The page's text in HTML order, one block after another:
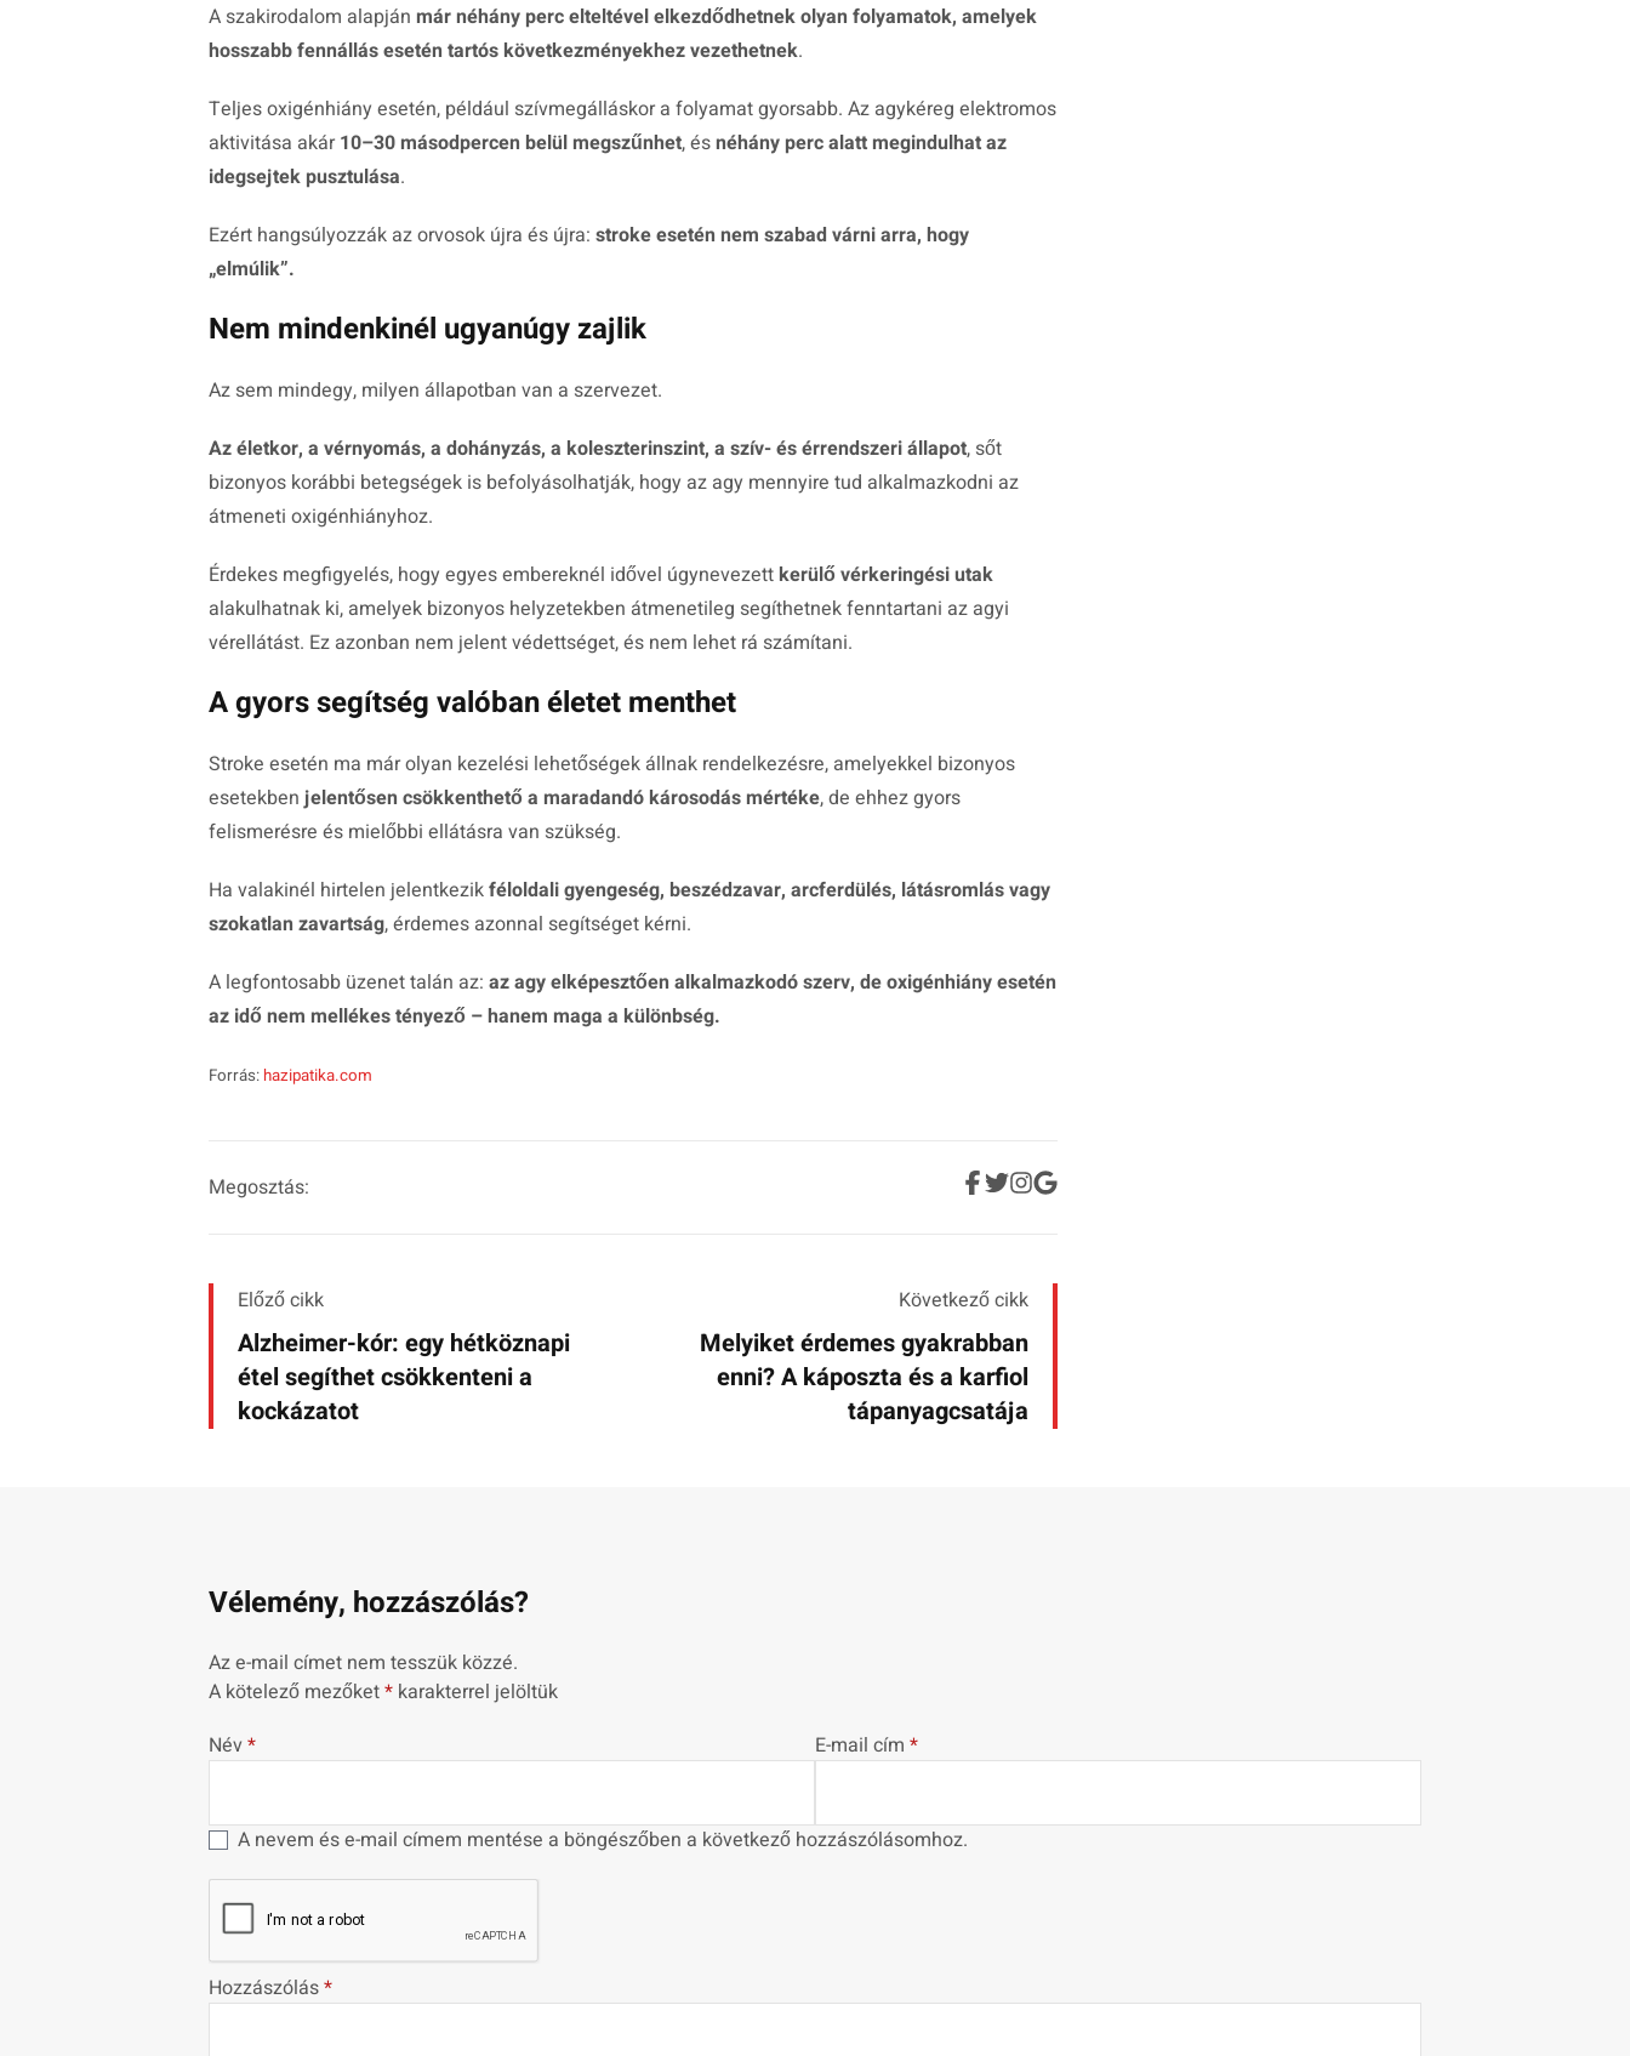
A szakirodalom alapján már néhány perc elteltével elkezdődhetnek olyan folyamatok, amelyek
hosszabb fennállás esetén tartós következményekhez vezethetnek.
Teljes oxigénhiány esetén, például szívmegálláskor a folyamat gyorsabb. Az agykéreg elektromos
aktivitása akár10–30 másodpercen belül megszűnhet, ésnéhány perc alatt megindulhat az
idegsejtek pusztulása.
Ezért hangsúlyozzák az orvosok újra és újra: stroke esetén nem szabad várni arra, hogy
„elmúlik”.
Nem mindenkinél ugyanúgy zajlik
Az sem mindegy, milyen állapotban van a szervezet.
Az életkor, a vérnyomás, a dohányzás, a koleszterinszint, a szív- és érrendszeri állapot, sőt
bizonyos korábbi betegségek is befolyásolhatják, hogy az agy mennyire tud alkalmazkodni az
átmeneti oxigénhiányhoz.
Érdekes megfigyelés, hogy egyes embereknél idővel úgynevezett kerülő vérkeringési utak
alakulhatnak ki, amelyek bizonyos helyzetekben átmenetileg segíthetnek fenntartani az agyi
vérellátást. Ez azonban nem jelent védettséget, és nem lehet rá számítani.
A gyors segítség valóban életet menthet
Stroke esetén ma már olyan kezelési lehetőségek állnak rendelkezésre, amelyekkel bizonyos
esetekben jelentősen csökkenthető a maradandó károsodás mértéke, de ehhez gyors
felismerésre és mielőbbi ellátásra van szükség.
Ha valakinél hirtelen jelentkezikféloldali gyengeség, beszédzavar, arcferdülés, látásromlás vagy
szokatlan zavartság, érdemes azonnal segítséget kérni.
A legfontosabb üzenet talán az: az agy elképesztően alkalmazkodó szerv, de oxigénhiány esetén
az idő nem mellékes tényező – hanem maga a különbség.
Forrás: hazipatika.com
Megosztás:
Előző cikk
Alzheimer-kór: egy hétköznapi
étel segíthet csökkenteni a
kockázatot
Következő cikk
Melyiket érdemes gyakrabban
enni? A káposzta és a karfiol
tápanyagcsatája
Vélemény, hozzászólás?
Az e-mail címet nem tesszük közzé.
A kötelező mezőket* karakterrel jelöltük
Név* E-mail cím *
A nevem és e-mail címem mentése a böngészőben a következő hozzászólásomhoz.
Hozzászólás*